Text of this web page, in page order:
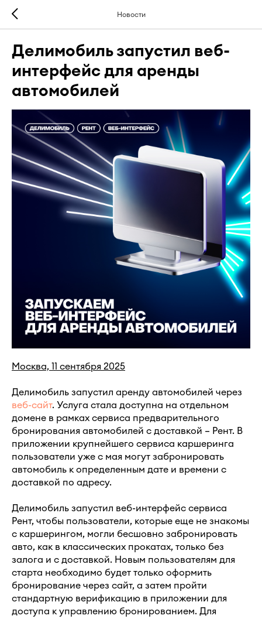
Новости
Делимобиль запустил веб-
интерфейс для аренды
автомобилей
Москва, 11 сентября 2025
Делимобиль запустил аренду автомобилей через
веб-сайт. Услуга стала доступна на отдельном
домене в рамках сервиса предварительного
бронирования автомобилей с доставкой – Рент. В
приложении крупнейшего сервиса каршеринга
пользователи уже с мая могут забронировать
автомобиль к определенным дате и времени с
доставкой по адресу.
Делимобиль запустил веб-интерфейс сервиса
Рент, чтобы пользователи, которые еще не знакомы
с каршерингом, могли бесшовно забронировать
авто, как в классических прокатах, только без
залога и с доставкой. Новым пользователям для
старта необходимо будет только оформить
бронирование через сайт, а затем пройти
стандартную верификацию в приложении для
доступа к управлению бронированием. Для